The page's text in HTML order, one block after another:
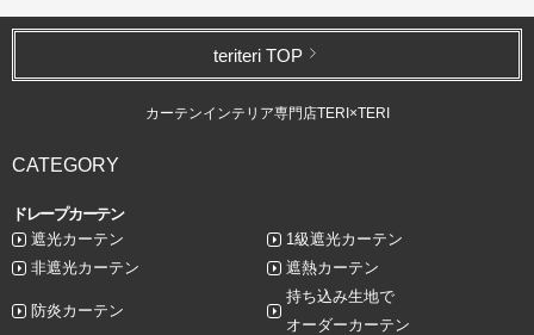
teriteri TOP
カーテンインテリア専門店TERI×TERI
CATEGORY
ドレープカーテン
遮光カーテン
1級遮光カーテン
非遮光カーテン
遮熱カーテン
防炎カーテン
持ち込み生地で
オーダーカーテン